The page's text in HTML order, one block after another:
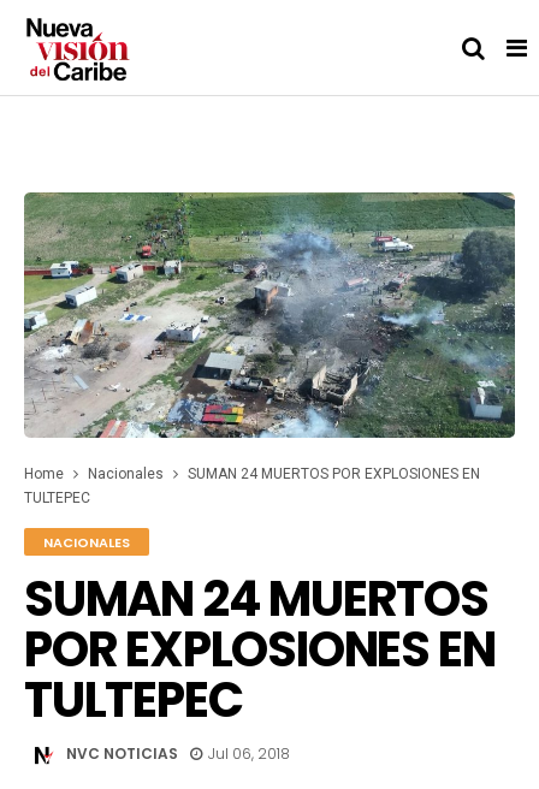
Home Nacionales
SUMAN 24 MUERTOS POR EXPLOSIONES EN
TULTEPEC
NACIONALES
SUMAN 24 MUERTOS
POR EXPLOSIONES EN
TULTEPEC
NVC NOTICIAS Jul 06, 2018